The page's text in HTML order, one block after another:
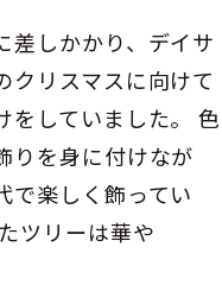
差しかかり、デイサ
クリスマスに向けて
をしていました。 色
りを身に付けなが
で楽しく飾ってい
ツリーは華や